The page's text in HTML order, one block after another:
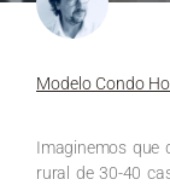
Modelo Condo
Imaginemos que
rural de 30-40